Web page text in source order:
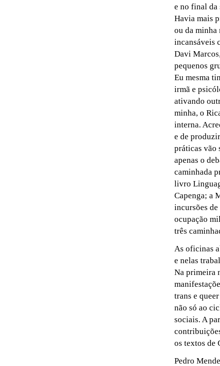
e no final da
Havia mais
ou da minha
incansáveis
Davi
pequenos
Eu mesma
irmã e
ativando
minha, o
interna.
e de
práticas vão
apenas o
caminhada
livro
Capenga; a
incursões
ocupação
três
As oficinas
e nelas
Na primeira
trans e
não só ao
sociais. A
os textos de
Pedro